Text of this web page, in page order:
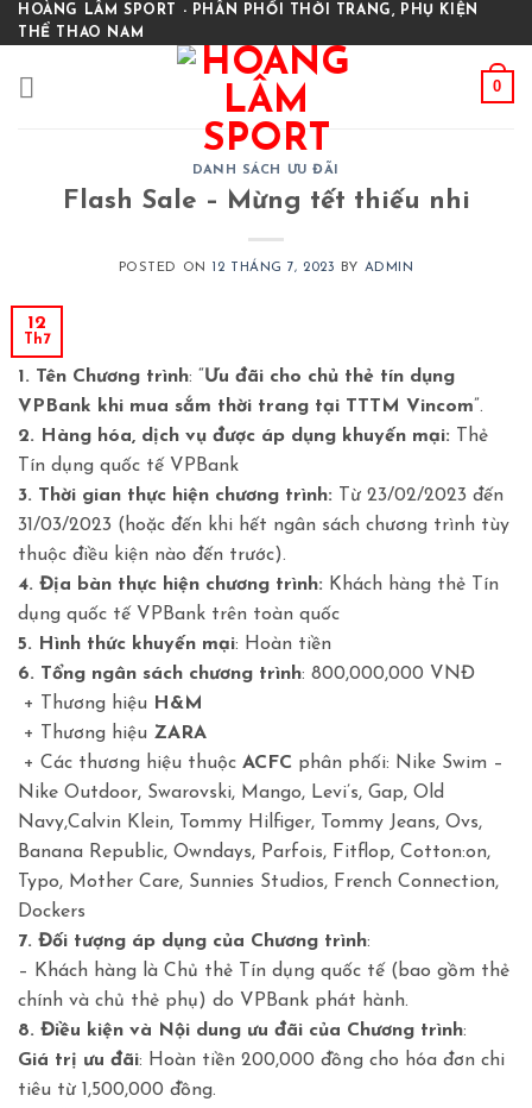
Skip
to
HOÀNG LÂM SPORT - PHÂN PHỐI THỜI TRANG, PHỤ KIỆN
THỂ THAO NAM
0
DANH SÁCH ƯU ĐÃI
Flash Sale – Mừng tết thiếu nhi
POSTED ON 12 THÁNG 7, 2023 BY ADMIN
12
Th7
1. Tên Chương trình: “Ưu đãi cho chủ thẻ tín dụng
VPBank khi mua sắm thời trang tại TTTM Vincom”.
2. Hàng hóa, dịch vụ được áp dụng khuyến mại: Thẻ
Tín dụng quốc tế VPBank
3. Thời gian thực hiện chương trình: Từ 23/02/2023 đến
31/03/2023 (hoặc đến khi hết ngân sách chương trình tùy
thuộc điều kiện nào đến trước).
4. Địa bàn thực hiện chương trình: Khách hàng thẻ Tín
dụng quốc tế VPBank trên toàn quốc
5. Hình thức khuyến mại: Hoàn tiền
6. Tổng ngân sách chương trình: 800,000,000 VNĐ
+ Thương hiệu H&M
+ Thương hiệu ZARA
+ Các thương hiệu thuộc ACFC phân phối: Nike Swim –
Nike Outdoor, Swarovski, Mango, Levi’s, Gap, Old
Navy,Calvin Klein, Tommy Hilfiger, Tommy Jeans, Ovs,
Banana Republic, Owndays, Parfois, Fitflop, Cotton:on,
Typo, Mother Care, Sunnies Studios, French Connection,
Dockers
7. Đối tượng áp dụng của Chương trình:
– Khách hàng là Chủ thẻ Tín dụng quốc tế (bao gồm thẻ
chính và chủ thẻ phụ) do VPBank phát hành.
8. Điều kiện và Nội dung ưu đãi của Chương trình:
Giá trị ưu đãi: Hoàn tiền 200,000 đồng cho hóa đơn chi
tiêu từ 1,500,000 đồng.